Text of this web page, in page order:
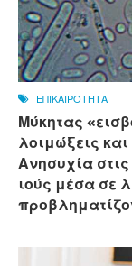
ΕΠΙΚΑΙΡΟΤΗΤΑ
Μύκητας
λοιμώξεις
Ανησυχία
ιούς μέσα σε